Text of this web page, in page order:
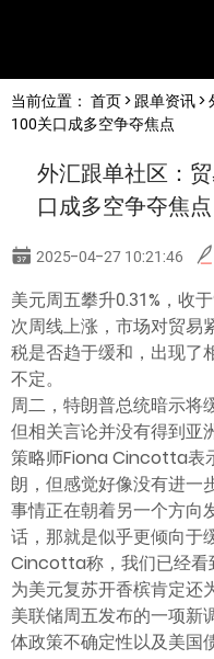
English
简体中文
한글
Tiếng việt
ไทย
当前位置： 首页> 跟单资讯>
100关口成多空争夺焦点
外汇跟单社区：
口成多空争夺焦点
2025-04-27 10:21:46
美元周五攀升0.31%，收
次周线上涨，市场对贸易
税是否趋于缓和，出现了
不定。
周二，特朗普总统暗示将
但相关言论并没有得到亚
策略师Fiona Cincotta表
朗，但感觉好像没有进一
事情正在朝着另一个方向
话，那就是似乎更倾向于
Cincotta称，我们已经看
为美元复苏开香槟肯定还
美联储周五发布的一项新
体政策不确定性以及美国